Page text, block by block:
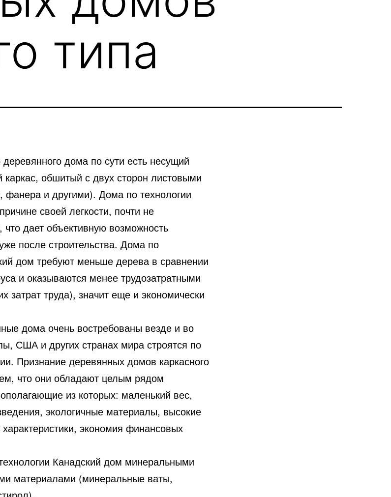
типа
деревянного дома по сути есть несущий
обшитый с двух сторон листовыми
и другими). Дома по технологии
своей легкости, почти не
что дает объективную возможность
после строительства. Дома по
дом требуют меньше дерева в сравнении
и оказываются менее трудозатратными
затрат труда), значит еще и экономически
дома очень востребованы везде и во
США и других странах мира строятся по
Признание деревянных домов каркасного
что они обладают целым рядом
из которых: маленький вес,
экологичные материалы, высокие
экономия финансовых
Канадский дом минеральными
материалами (минеральные ваты,